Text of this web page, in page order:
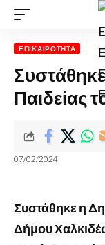
ΕΠΙΚΑΙΡΌΤΗΤΑ
Παιδείας
07/02/2024
Συστάθηκε η
Δήμου